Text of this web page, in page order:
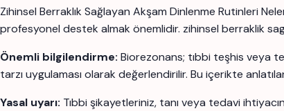
Zihinsel Berraklık Sağlayan Akşam Dinlenme Rutinleri
profesyonel destek almak önemlidir. zihinsel berraklik
Önemli bilgilendirme: Biorezonans; tıbbi teşhis veya
tarzı uygulaması olarak değerlendirilir. Bu içerikte
Yasal uyarı: Tıbbi şikayetleriniz, tanı veya tedavi